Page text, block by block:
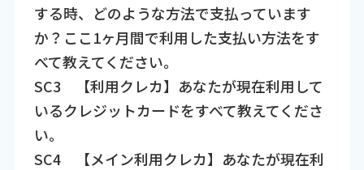
する時、どのような方法で支払っています
か？ここ1ヶ月間で利用した支払い方法をす
べて教えてください。
SC3 【利用クレカ】あなたが現在利用して
いるクレジットカードをすべて教えてくださ
い。
SC4 【メイン利用クレカ】あなたが現在利